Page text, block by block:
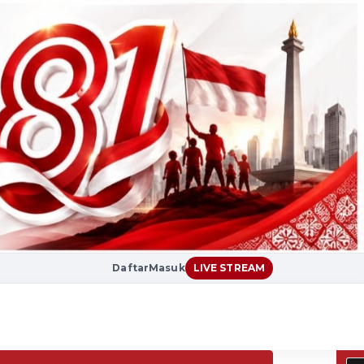
DaftarMasuk LIVE STREAM